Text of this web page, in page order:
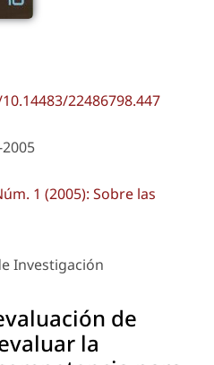
22486798.447
1 (2005): Sobre las
Investigación
de
la